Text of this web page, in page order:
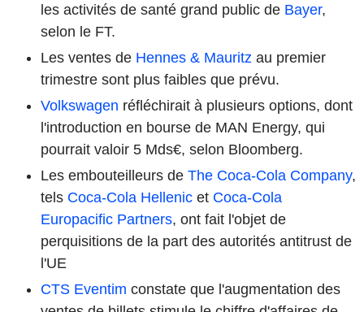
les activités de santé grand public de Bayer,
selon le FT.
Les ventes de Hennes & Mauritz au premier
trimestre sont plus faibles que prévu.
Volkswagen réfléchirait à plusieurs options, dont
l'introduction en bourse de MAN Energy, qui
pourrait valoir 5 Mds€, selon Bloomberg.
Les embouteilleurs de The Coca-Cola Company,
tels Coca-Cola Hellenic et Coca-Cola
Europacific Partners, ont fait l'objet de
perquisitions de la part des autorités antitrust de
l'UE
CTS Eventim constate que l'augmentation des